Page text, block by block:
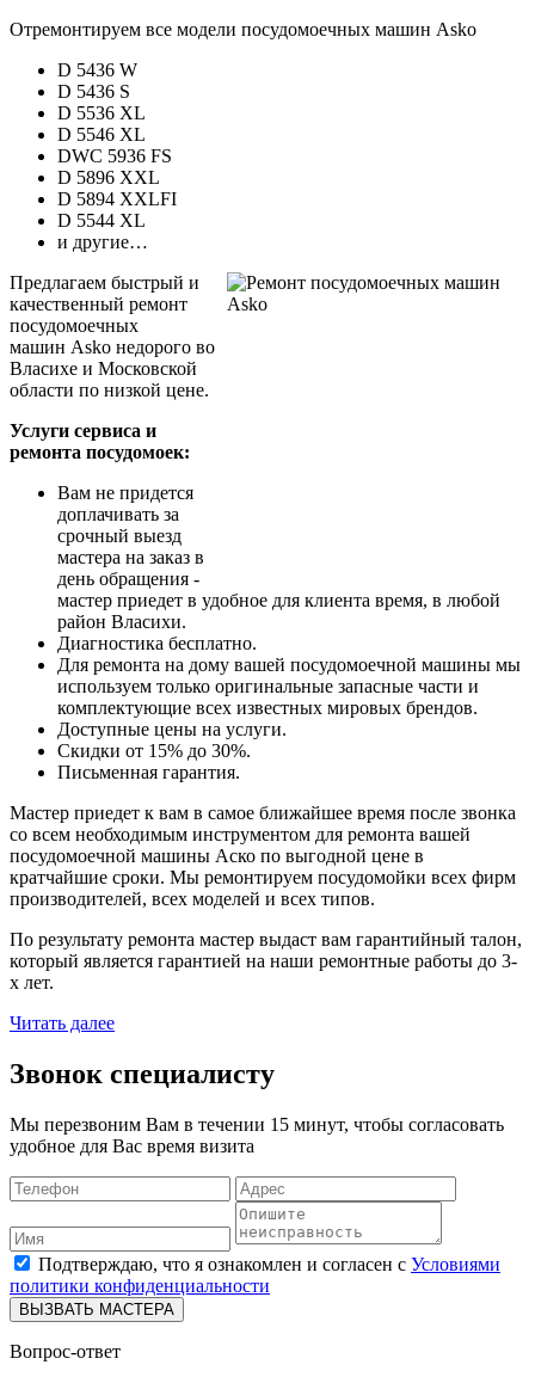
Отремонтируем все модели посудомоечных машин Asko
D 5436 W
D 5436 S
D 5536 XL
D 5546 XL
DWC 5936 FS
D 5896 XXL
D 5894 XXLFI
D 5544 XL
и другие…
Предлагаем быстрый и
качественный ремонт
посудомоечных
машин Asko недорого во
Власихе и Московской
области по низкой цене.
Услуги сервиса и
ремонта посудомоек:
Вам не придется
доплачивать за
срочный выезд
мастера на заказ в
день обращения -
мастер приедет в удобное для клиента время, в любой
район Власихи.
Диагностика бесплатно.
Для ремонта на дому вашей посудомоечной машины мы
используем только оригинальные запасные части и
комплектующие всех известных мировых брендов.
Доступные цены на услуги.
Скидки от 15% до 30%.
Письменная гарантия.
Мастер приедет к вам в самое ближайшее время после звонка
со всем необходимым инструментом для ремонта вашей
посудомоечной машины Аско по выгодной цене в
кратчайшие сроки. Мы ремонтируем посудомойки всех фирм
производителей, всех моделей и всех типов.
По результату ремонта мастер выдаст вам гарантийный талон,
который является гарантией на наши ремонтные работы до 3-
х лет.
Читать далее
Звонок специалисту
Мы перезвоним Вам в течении 15 минут, чтобы согласовать
удобное для Вас время визита
Подтверждаю, что я ознакомлен и согласен с Условиями
политики конфиденциальности
ВЫЗВАТЬ МАСТЕРА
Вопрос-ответ